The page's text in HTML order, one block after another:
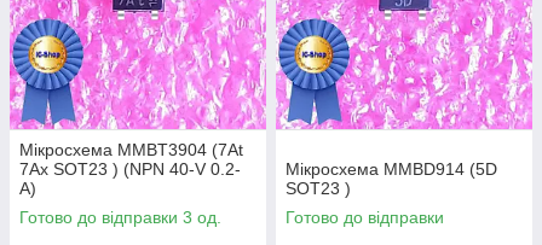
Мікросхема MMBT3904 (7At
7Ax SOT23 ) (NPN 40-V 0.2-
A)
Готово до відправки 3 од.
Мікросхема MMBD914 (5D
SOT23 )
Готово до відправки